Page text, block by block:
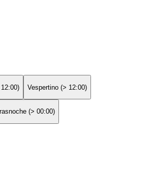
Vespertino (> 12:00)
(> 00:00)